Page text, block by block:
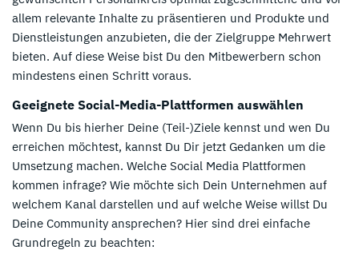
allem relevante Inhalte zu präsentieren und Produkte und
Dienstleistungen anzubieten, die der Zielgruppe Mehrwert
bieten. Auf diese Weise bist Du den Mitbewerbern schon
mindestens einen Schritt voraus.
Geeignete Social-Media-Plattformen auswählen
Wenn Du bis hierher Deine (Teil-)Ziele kennst und wen Du
erreichen möchtest, kannst Du Dir jetzt Gedanken um die
Umsetzung machen. Welche Social Media Plattformen
kommen infrage? Wie möchte sich Dein Unternehmen auf
welchem Kanal darstellen und auf welche Weise willst Du
Deine Community ansprechen? Hier sind drei einfache
Grundregeln zu beachten: